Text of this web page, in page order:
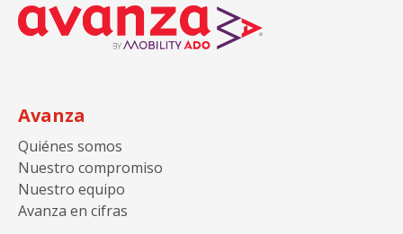
Avanza
Quiénes somos
Nuestro compromiso
Nuestro equipo
Avanza en cifras